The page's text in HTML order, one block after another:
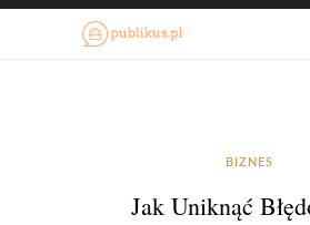
BIZNES
Jak Uniknąć